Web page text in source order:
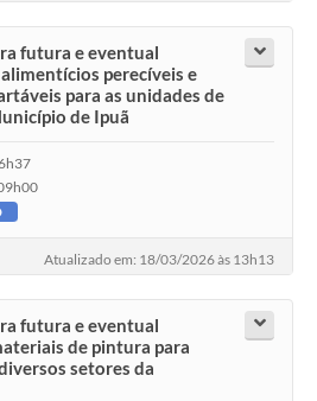
futura e eventual
perecíveis e
para as unidades de
de Ipuã
Atualizado em: 18/03/2026 às 13h13
futura e eventual
de pintura para
setores da